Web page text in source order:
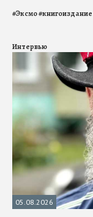
#Эксмо#книгоиздание
Интервью
05.08.2026